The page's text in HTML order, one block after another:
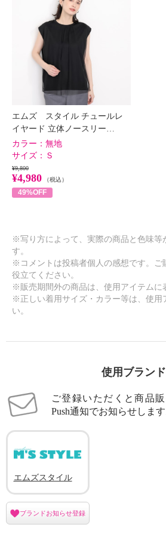
エムズ スタイル チュールレ
イヤード 立体ノースリー…
カラー： 無地
サイズ： Ｓ
¥9,800
¥4,980 （税込）
49%OFF
※写り方によって、実際の商品と色味等
す。
※コメントは投稿者個人の感想です。ご
役立てください。
※販売期間外の商品は、使用アイテムに
※正しい着用サイズ・カラー等は、使用
い。
使用ブランド
ご登録いただくと商品
Push通知でお知らせします
エムズスタイル
ブランドお知らせ登録